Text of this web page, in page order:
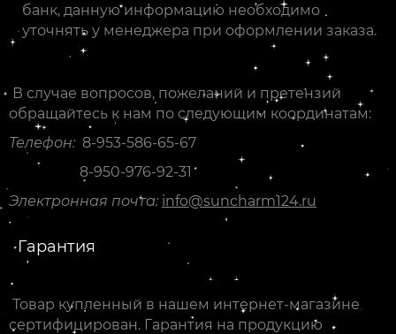
банк, данную информацию необходимо
уточнять у менеджера при оформлении заказа.
В случае вопросов, пожеланий и претензий
обращайтесь к нам по следующим координатам:
Телефон: 8-953-586-65-67
8-950-976-92-31
Электронная почта: info@suncharm124.ru
Гарантия
Товар купленный в нашем интернет-магазине
сертифицирован. Гарантия на продукцию